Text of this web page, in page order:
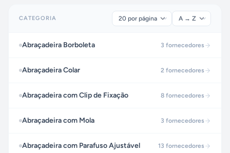
CATEGORIA
Abraçadeira Borboleta 3 fornecedores
Abraçadeira Colar 2 fornecedores
Abraçadeira com Clip de Fixação 8 fornecedores
Abraçadeira com Mola 3 fornecedores
Abraçadeira com Parafuso Ajustável 13 fornecedores